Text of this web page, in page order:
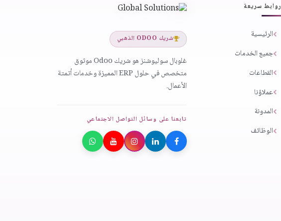
شريك ODOO الذهبي
غلوبال سوليوشنز هو شريك Odoo موثوق
متخصص في حلول ERP المميزة وخدمات أتمتة
الأعمال.
تابعنا على وسائل التواصل الاجتماعي
روابط سريعة
الرئيسية
جميع الخدمات
القطاعات
عملاؤنا
المدونة
الوظائف